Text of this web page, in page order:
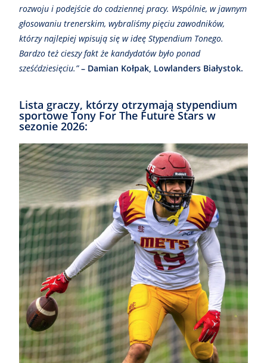
rozwoju i podejście do codziennej pracy. Wspólnie, w jawnym
głosowaniu trenerskim, wybraliśmy pięciu zawodników,
którzy najlepiej wpisują się w ideę Stypendium Tonego.
Bardzo też cieszy fakt że kandydatów było ponad
sześćdziesięciu.” – Damian Kołpak, Lowlanders Białystok.
Lista graczy, którzy otrzymają stypendium
sportowe Tony For The Future Stars w
sezonie 2026: